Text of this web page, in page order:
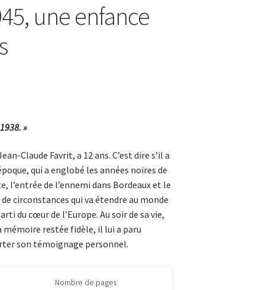
une enfance
»
Claude Favrit, a 12 ans. C’est dire s’il a
qui a englobé les années noires de
l’entrée de l’ennemi dans Bordeaux et le
circonstances qui va étendre au monde
du cœur de l’Europe. Au soir de sa vie,
mémoire restée fidèle, il lui a paru
son témoignage personnel.
Nombre de pages